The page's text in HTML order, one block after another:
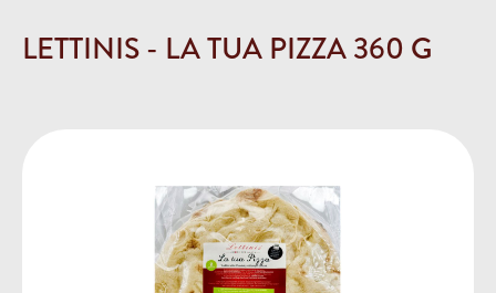
LETTINIS - LA TUA PIZZA 360 G